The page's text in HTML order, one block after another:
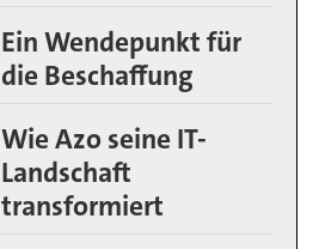
Ein Wendepunkt für
die Beschaffung
Wie Azo seine IT-
Landschaft
transformiert